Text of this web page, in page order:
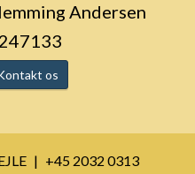
Andersen
os
+45 2032 0313